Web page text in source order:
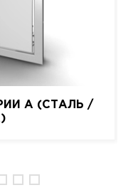
A (СТАЛЬ /